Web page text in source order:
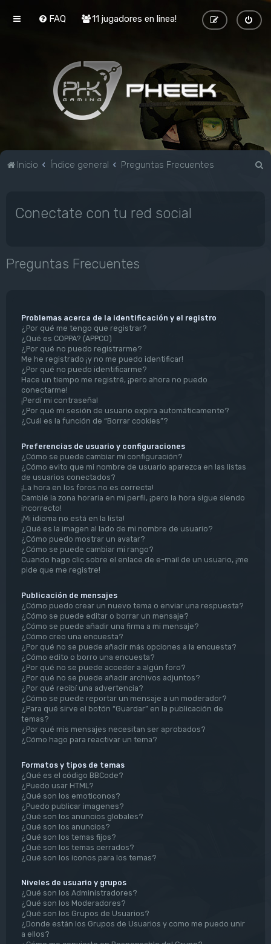
FAQ 11 jugadores en linea!
Inicio Índice general Preguntas Frecuentes
Conectate con tu red social
Preguntas Frecuentes
Problemas acerca de la identificación y el registro
¿Por qué me tengo que registrar?
¿Qué es COPPA? (APPCO)
¿Por qué no puedo registrarme?
Me he registrado ¡y no me puedo identificar!
¿Por qué no puedo identificarme?
Hace un tiempo me registré, ¡pero ahora no puedo
conectarme!
¡Perdí mi contraseña!
¿Por qué mi sesión de usuario expira automáticamente?
¿Cuál es la función de “Borrar cookies”?
Preferencias de usuario y configuraciones
¿Cómo se puede cambiar mi configuración?
¿Cómo evito que mi nombre de usuario aparezca en las listas
de usuarios conectados?
¡La hora en los foros no es correcta!
Cambié la zona horaria en mi perfil, ¡pero la hora sigue siendo
incorrecto!
¡Mi idioma no está en la lista!
¿Qué es la imagen al lado de mi nombre de usuario?
¿Cómo puedo mostrar un avatar?
¿Cómo se puede cambiar mi rango?
Cuando hago clic sobre el enlace de e-mail de un usuario, ¡me
pide que me registre!
Publicación de mensajes
¿Cómo puedo crear un nuevo tema o enviar una respuesta?
¿Cómo se puede editar o borrar un mensaje?
¿Cómo se puede añadir una firma a mi mensaje?
¿Cómo creo una encuesta?
¿Por qué no se puede añadir más opciones a la encuesta?
¿Cómo edito o borro una encuesta?
¿Por qué no se puede acceder a algún foro?
¿Por qué no se puede añadir archivos adjuntos?
¿Por qué recibí una advertencia?
¿Cómo se puede reportar un mensaje a un moderador?
¿Para qué sirve el botón “Guardar” en la publicación de
temas?
¿Por qué mis mensajes necesitan ser aprobados?
¿Cómo hago para reactivar un tema?
Formatos y tipos de temas
¿Qué es el código BBCode?
¿Puedo usar HTML?
¿Qué son los emoticonos?
¿Puedo publicar imagenes?
¿Qué son los anuncios globales?
¿Qué son los anuncios?
¿Qué son los temas fijos?
¿Qué son los temas cerrados?
¿Qué son los iconos para los temas?
Niveles de usuario y grupos
¿Qué son los Administradores?
¿Qué son los Moderadores?
¿Qué son los Grupos de Usuarios?
¿Donde están los Grupos de Usuarios y como me puedo unir
a ellos?